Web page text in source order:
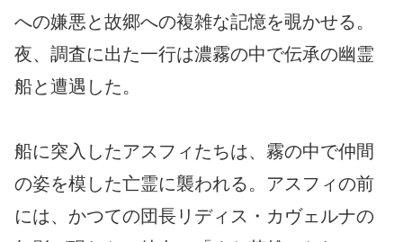
への嫌悪と故郷への複雑な記憶を覗かせる。
夜、調査に出た一行は濃霧の中で伝承の幽霊
船と遭遇した。
船に突入したアスフィたちは、霧の中で仲間
の姿を模した亡霊に襲われる。アスフィの前
には、かつての団長リディス・カヴェルナの